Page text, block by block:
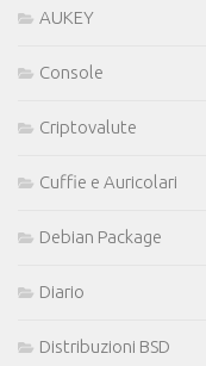
AUKEY
Console
Criptovalute
Cuffie e Auricolari
Debian Package
Diario
Distribuzioni BSD